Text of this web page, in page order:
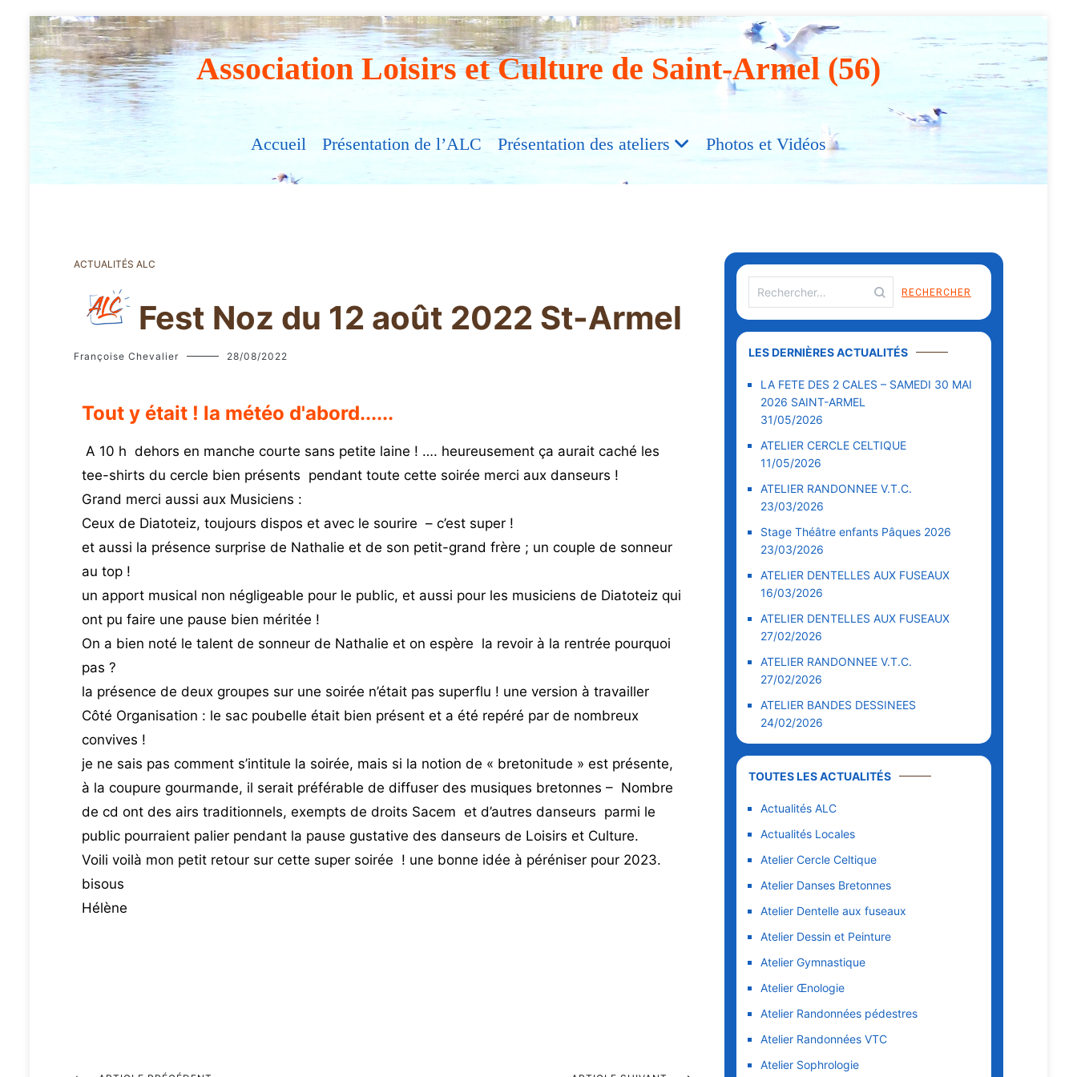
Association Loisirs et Culture de Saint-Armel (56)
Accueil Présentation de l’ALC Présentation des ateliers Photos et Vidéos
ACTUALITÉS ALC
Fest Noz du 12 août 2022 St-Armel
Françoise Chevalier 28/08/2022
Tout y était ! la météo d'abord......
A 10 h dehors en manche courte sans petite laine ! …. heureusement ça aurait caché les
tee-shirts du cercle bien présents pendant toute cette soirée merci aux danseurs !
Grand merci aussi aux Musiciens :
Ceux de Diatoteiz, toujours dispos et avec le sourire – c’est super !
et aussi la présence surprise de Nathalie et de son petit-grand frère ; un couple de sonneur
au top !
un apport musical non négligeable pour le public, et aussi pour les musiciens de Diatoteiz qui
ont pu faire une pause bien méritée !
On a bien noté le talent de sonneur de Nathalie et on espère la revoir à la rentrée pourquoi
pas ?
la présence de deux groupes sur une soirée n’était pas superflu ! une version à travailler
Côté Organisation : le sac poubelle était bien présent et a été repéré par de nombreux
convives !
je ne sais pas comment s’intitule la soirée, mais si la notion de « bretonitude » est présente,
à la coupure gourmande, il serait préférable de diffuser des musiques bretonnes – Nombre
de cd ont des airs traditionnels, exempts de droits Sacem et d’autres danseurs parmi le
public pourraient palier pendant la pause gustative des danseurs de Loisirs et Culture.
Voili voilà mon petit retour sur cette super soirée ! une bonne idée à péréniser pour 2023.
bisous
Hélène
LES DERNIÈRES ACTUALITÉS
LA FETE DES 2 CALES – SAMEDI 30 MAI
2026 SAINT-ARMEL
31/05/2026
ATELIER CERCLE CELTIQUE
11/05/2026
ATELIER RANDONNEE V.T.C.
23/03/2026
Stage Théâtre enfants Pâques 2026
23/03/2026
ATELIER DENTELLES AUX FUSEAUX
16/03/2026
ATELIER DENTELLES AUX FUSEAUX
27/02/2026
ATELIER RANDONNEE V.T.C.
27/02/2026
ATELIER BANDES DESSINEES
24/02/2026
TOUTES LES ACTUALITÉS
Actualités ALC
Actualités Locales
Atelier Cercle Celtique
Atelier Danses Bretonnes
Atelier Dentelle aux fuseaux
Atelier Dessin et Peinture
Atelier Gymnastique
Atelier Œnologie
Atelier Randonnées pédestres
Atelier Randonnées VTC
Atelier Sophrologie